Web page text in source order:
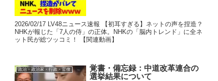
2026/02/17 LV48ニュース速報 【初耳すぎる】ネットの声を捏造？
NHKが報じた「7人の侍」の正体。NHKの「脳内トレンド」に全ネ
ット民が総ツッコミ！ 【関連動画】
政治・政治家・行政・官僚
覚書・備忘録：中道改革連合の
選挙結果について